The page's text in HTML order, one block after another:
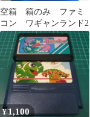
空箱 箱のみ ファミ
コン ワギャンランド2
¥1,100